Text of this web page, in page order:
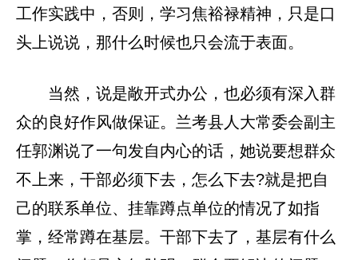
工作实践中，否则，学习焦裕禄精神，只是口
头上说说，那什么时候也只会流于表面。
当然，说是敞开式办公，也必须有深入群
众的良好作风做保证。兰考县人大常委会副主
任郭渊说了一句发自内心的话，她说要想群众
不上来，干部必须下去，怎么下去?就是把自
己的联系单位、挂靠蹲点单位的情况了如指
掌，经常蹲在基层。干部下去了，基层有什么